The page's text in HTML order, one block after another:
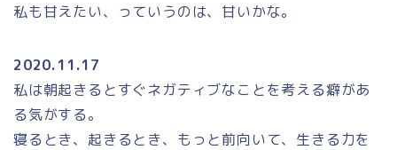
私も甘えたい、っていうのは、甘いかな。
2020.11.17
私は朝起きるとすぐネガティブなことを考える癖があ
る気がする。
寝るとき、起きるとき、もっと前向いて、生きる力を